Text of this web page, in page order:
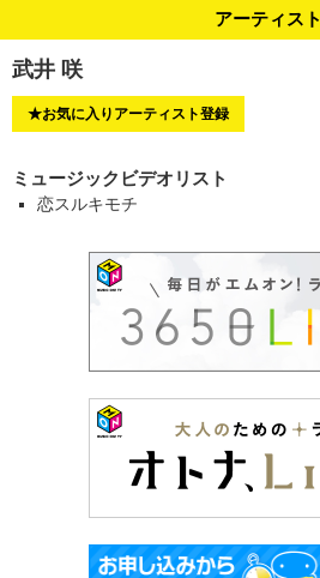
アーティスト
武井 咲
★お気に入りアーティスト登録
ミュージックビデオリスト
恋スルキモチ